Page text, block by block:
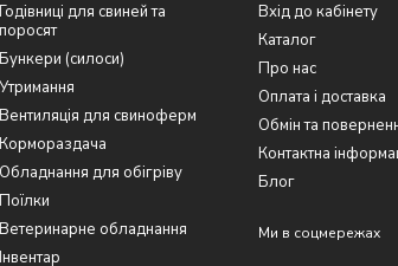
Годівниці для свиней та
поросят
Бункери (силоси)
Утримання
Вентиляція для свиноферм
Кормораздача
Обладнання для обігріву
Поїлки
Ветеринарне обладнання
Інвентар
Вхід до кабінету
Каталог
Про нас
Оплата і доставка
Обмін та
Контактна
Блог
Ми в соцмережах